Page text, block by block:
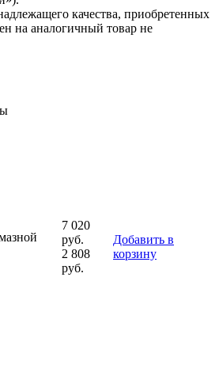
качества, приобретенных
на аналогичный товар не
7 020
руб.
2 808
руб.
Добавить в
корзину